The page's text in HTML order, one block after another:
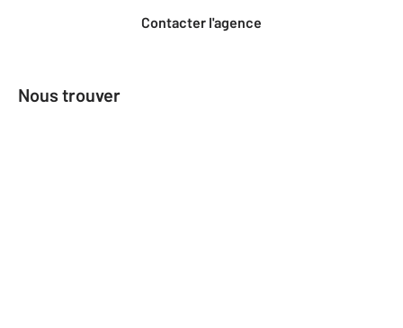
Contacter l'agence
Nous trouver